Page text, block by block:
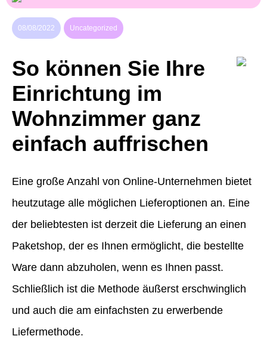
08/08/2022 Uncategorized
So können Sie Ihre
Einrichtung im
Wohnzimmer ganz
einfach auffrischen
Eine große Anzahl von Online-Unternehmen bietet
heutzutage alle möglichen Lieferoptionen an. Eine
der beliebtesten ist derzeit die Lieferung an einen
Paketshop, der es Ihnen ermöglicht, die bestellte
Ware dann abzuholen, wenn es Ihnen passt.
Schließlich ist die Methode äußerst erschwinglich
und auch die am einfachsten zu erwerbende
Liefermethode.